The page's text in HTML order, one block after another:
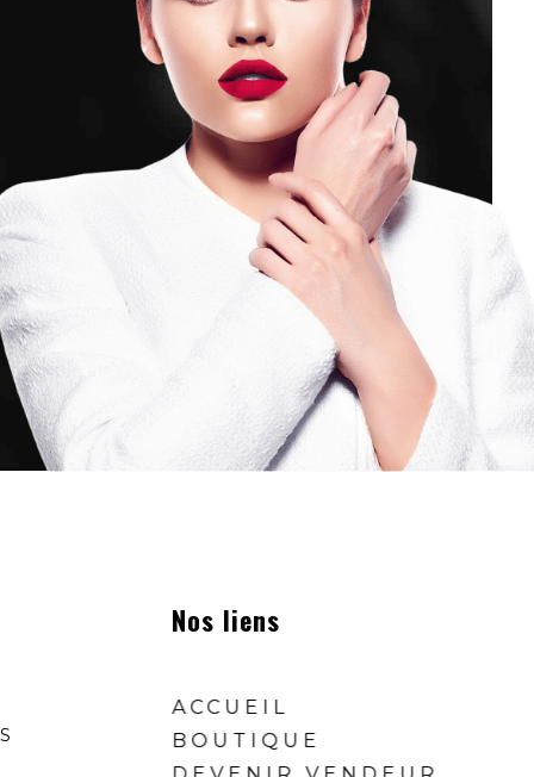
Nos liens
ACCUEIL
BOUTIQUE